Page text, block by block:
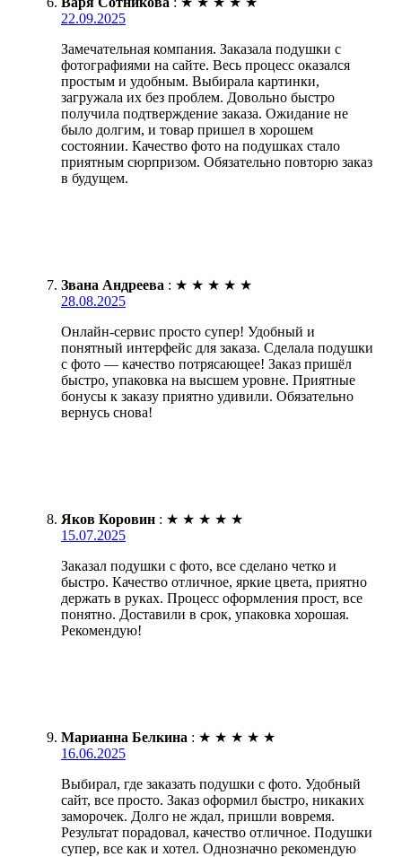
22.09.2025
Замечательная компания. Заказала подушки с
фотографиями на сайте. Весь процесс оказался
простым и удобным. Выбирала картинки,
загружала их без проблем. Довольно быстро
получила подтверждение заказа. Ожидание не
было долгим, и товар пришел в хорошем
состоянии. Качество фото на подушках стало
приятным сюрпризом. Обязательно повторю заказ
в будущем.
Звана Андреева : ★ ★ ★ ★ ★
28.08.2025
Онлайн-сервис просто супер! Удобный и
понятный интерфейс для заказа. Сделала подушки
с фото — качество потрясающее! Заказ пришёл
быстро, упаковка на высшем уровне. Приятные
бонусы к заказу приятно удивили. Обязательно
вернусь снова!
Яков Коровин : ★ ★ ★ ★ ★
15.07.2025
Заказал подушки с фото, все сделано четко и
быстро. Качество отличное, яркие цвета, приятно
держать в руках. Процесс оформления прост, все
понятно. Доставили в срок, упаковка хорошая.
Рекомендую!
Марианна Белкина : ★ ★ ★ ★ ★
16.06.2025
Выбирал, где заказать подушки с фото. Удобный
сайт, все просто. Заказ оформил быстро, никаких
заморочек. Долго не ждал, пришли вовремя.
Результат порадовал, качество отличное. Подушки
супер, все как и хотел. Однозначно рекомендую